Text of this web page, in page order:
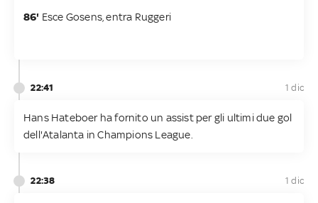
86' Esce Gosens, entra Ruggeri
22:41 1 dic
Hans Hateboer ha fornito un assist per gli ultimi due gol
dell'Atalanta in Champions League.
22:38 1 dic